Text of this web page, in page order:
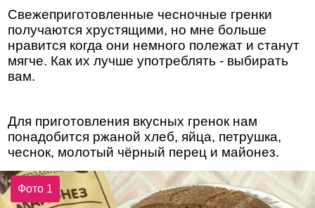
Свежеприготовленные чесночные гренки
получаются хрустящими, но мне больше
нравится когда они немного полежат и станут
мягче. Как их лучше употреблять - выбирать
вам.
Для приготовления вкусных гренок нам
понадобится ржаной хлеб, яйца, петрушка,
чеснок, молотый чёрный перец и майонез.
Фото 1